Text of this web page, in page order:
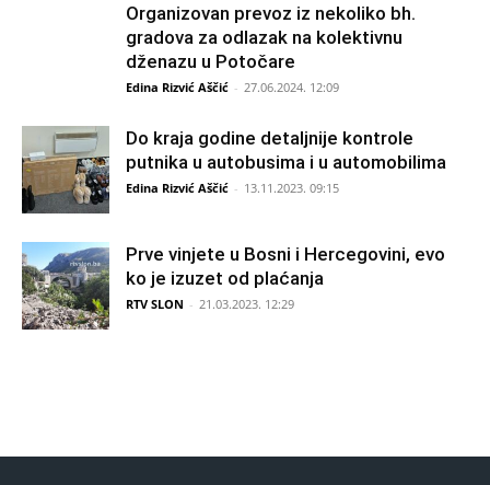
Organizovan prevoz iz nekoliko bh.
gradova za odlazak na kolektivnu
dženazu u Potočare
Edina Rizvić Aščić - 27.06.2024. 12:09
Do kraja godine detaljnije kontrole
putnika u autobusima i u automobilima
Edina Rizvić Aščić - 13.11.2023. 09:15
Prve vinjete u Bosni i Hercegovini, evo
ko je izuzet od plaćanja
RTV SLON - 21.03.2023. 12:29